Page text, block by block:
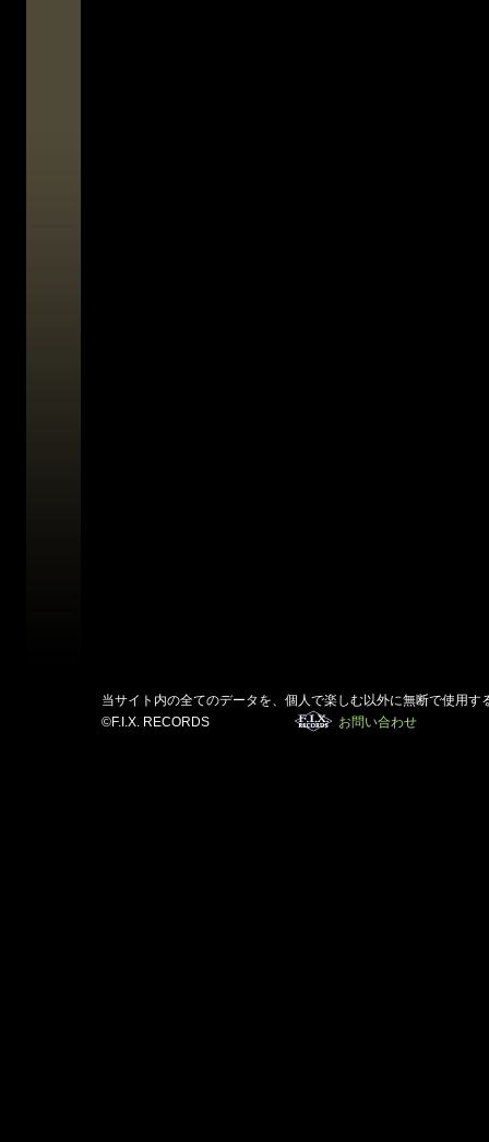
当サイト内の全てのデータを、個人で楽しむ以外に無断で使用す
©F.I.X. RECORDS
お問い合わせ